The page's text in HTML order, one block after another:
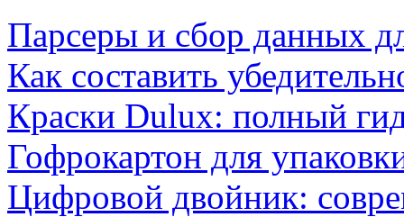
Парсеры и сбор данных
Как составить
Краски Dulux: полный
Гофрокартон для
Цифровой двойник: